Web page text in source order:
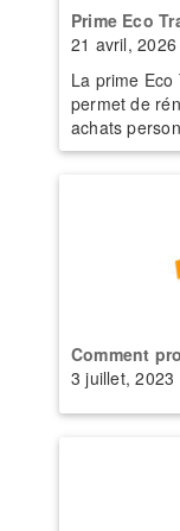
Prime Eco
21 avril, 2026
La prime
permet de
achats
Comment
3 juillet, 2023